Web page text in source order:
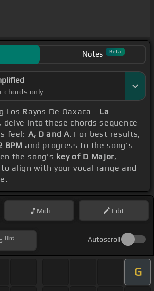
Notes Beta
chords only
Rayos De Oaxaca - La
, delve into these chords sequence
feel: A, D and A. For best results,
BPM and progress to the song's
the song's key of D Major,
align with your vocal range and
Midi Edit
Hint Autoscroll
G